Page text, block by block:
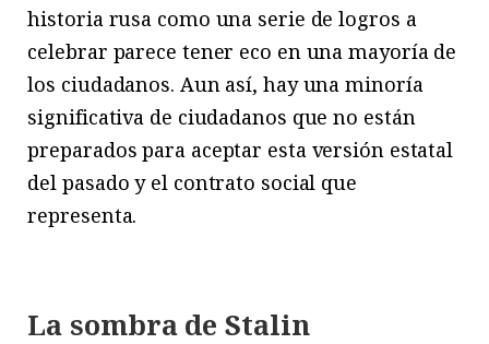
historia rusa como una serie de logros a
celebrar parece tener eco en una mayoría de
los ciudadanos. Aun así, hay una minoría
significativa de ciudadanos que no están
preparados para aceptar esta versión estatal
del pasado y el contrato social que
representa.
La sombra de Stalin